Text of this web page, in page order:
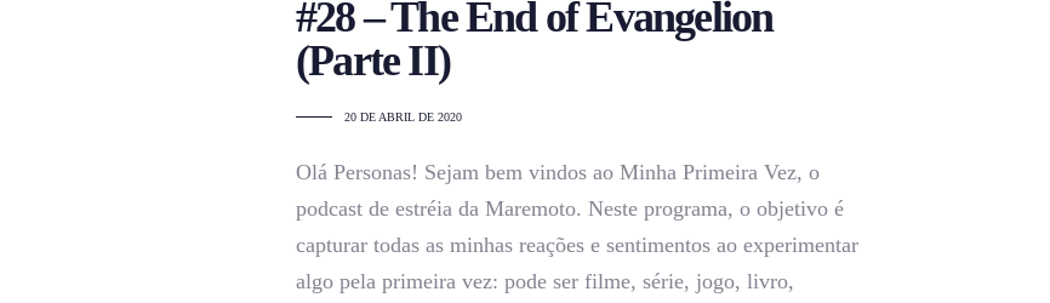
#28 – The End of Evangelion
(Parte II)
20 DE ABRIL DE 2020
Olá Personas! Sejam bem vindos ao Minha Primeira Vez, o
podcast de estréia da Maremoto. Neste programa, o objetivo é
capturar todas as minhas reações e sentimentos ao experimentar
algo pela primeira vez: pode ser filme, série, jogo, livro,